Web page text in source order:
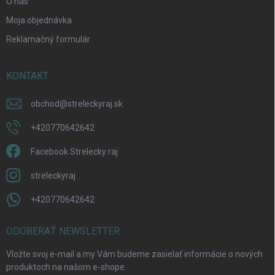
Moja objednávka
Reklamačný formulár
KONTAKT
obchod@streleckyraj.sk
+420770642642
Facebook Strelecky raj
streleckyraj
+420770642642
ODOBERAŤ NEWSLETTER
Vložte svoj e-mail a my Vám budeme zasielať informácie o nových
produktoch na našom e-shope.